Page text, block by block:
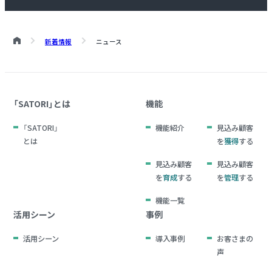
新着情報 ニュース
「SATORI」とは
「SATORI」
とは
機能
機能紹介
見込み顧客
を獲得する
見込み顧客
を育成する
見込み顧客
を管理する
機能一覧
活用シーン
活用シーン
事例
導入事例
お客さまの
声